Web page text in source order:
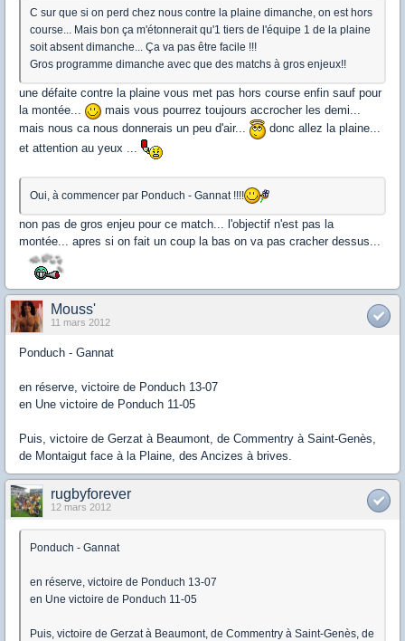
C sur que si on perd chez nous contre la plaine dimanche, on est hors
course... Mais bon ça m'étonnerait qu'1 tiers de l'équipe 1 de la plaine
soit absent dimanche... Ça va pas être facile !!!
Gros programme dimanche avec que des matchs à gros enjeux!!
une défaite contre la plaine vous met pas hors course enfin sauf pour
la montée...
mais vous pourrez toujours accrocher les demi...
mais nous ca nous donnerais un peu d'air...
donc allez la plaine...
et attention au yeux ...
Oui, à commencer par Ponduch - Gannat !!!!
non pas de gros enjeu pour ce match... l'objectif n'est pas la
montée... apres si on fait un coup la bas on va pas cracher dessus...
Mouss'
11 mars 2012
Ponduch - Gannat
en réserve, victoire de Ponduch 13-07
en Une victoire de Ponduch 11-05
Puis, victoire de Gerzat à Beaumont, de Commentry à Saint-Genès,
de Montaigut face à la Plaine, des Ancizes à brives.
rugbyforever
12 mars 2012
Ponduch - Gannat
en réserve, victoire de Ponduch 13-07
en Une victoire de Ponduch 11-05
Puis, victoire de Gerzat à Beaumont, de Commentry à Saint-Genès, de